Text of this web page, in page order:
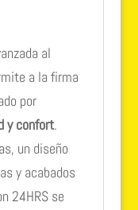
al
a la firma
por
y confort.
un diseño
y acabados
24HRS se